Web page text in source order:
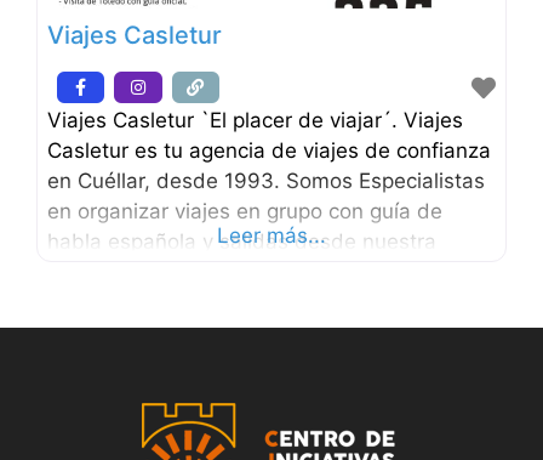
Viajes Casletur
Viajes Casletur `El placer de viajar´. Viajes
Casletur es tu agencia de viajes de confianza
en Cuéllar, desde 1993. Somos Especialistas
en organizar viajes en grupo con guía de
habla española y salidas desde nuestra
de todo, solo preocúpate de llevar tu
Leer más...